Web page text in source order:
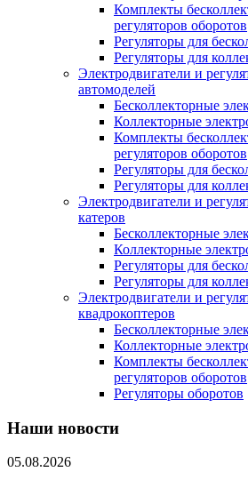
Комплекты
регуляторов оборотов
Регуляторы для
Регуляторы для
Электродвигатели и
автомоделей
Бесколлекторные
Коллекторные
Комплекты
регуляторов оборотов
Регуляторы для
Регуляторы для
Электродвигатели и
катеров
Бесколлекторные
Коллекторные
Регуляторы для
Регуляторы для
Электродвигатели и
квадрокоптеров
Бесколлекторные
Коллекторные
Комплекты
регуляторов оборотов
Регуляторы оборотов
Наши новости
05.08.2026